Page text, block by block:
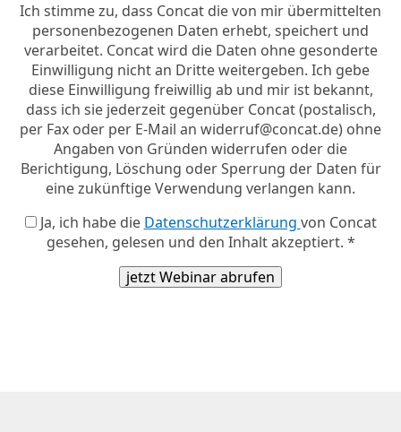
Ich stimme zu, dass Concat die von mir übermittelten
personenbezogenen Daten erhebt, speichert und
verarbeitet. Concat wird die Daten ohne gesonderte
Einwilligung nicht an Dritte weitergeben. Ich gebe
diese Einwilligung freiwillig ab und mir ist bekannt,
dass ich sie jederzeit gegenüber Concat (postalisch,
per Fax oder per E-Mail an widerruf@concat.de) ohne
Angaben von Gründen widerrufen oder die
Berichtigung, Löschung oder Sperrung der Daten für
eine zukünftige Verwendung verlangen kann.
Ja, ich habe die Datenschutzerklärung von Concat
gesehen, gelesen und den Inhalt akzeptiert. *